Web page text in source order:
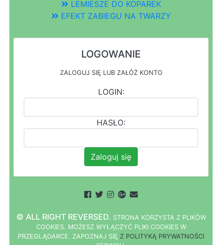
LEMIESZE DO KOPAREK
EFEKT ZABIEGU NA TWARZY
LOGOWANIE
ZALOGUJ SIĘ LUB ZAŁÓŻ KONTO
LOGIN:
HASŁO:
Zaloguj się
© ALL RIGHT REVERSED. STRONA KORZYSTA Z PLIKÓW
COOKIES. MOŻESZ WYŁ ĄCZYĆ PL IKI COOKIES W
PRZEGLĄDARCE. ZAPOZNAJ SIĘ Z POLITYKĄ PRYWATNOŚCI